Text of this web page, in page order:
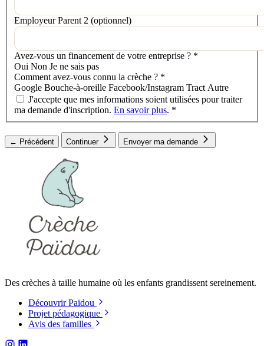
Employeur Parent 2 (optionnel)
Avez-vous un financement de votre entreprise ? *
Oui Non Je ne sais pas
Comment avez-vous connu la crèche ? *
Google Bouche-à-oreille Facebook/Instagram Tract Autre
J'accepte que mes informations soient utilisées pour traiter
ma demande d'inscription. En savoir plus. *
← Précédent Continuer Envoyer ma demande
Des crèches à taille humaine où les enfants grandissent sereinement.
Découvrir Païdou
Projet pédagogique
Avis des familles